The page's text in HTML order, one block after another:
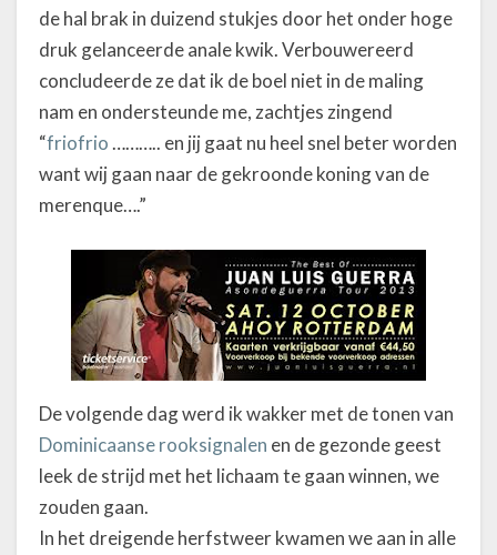
de hal brak in duizend stukjes door het onder hoge
druk gelanceerde anale kwik. Verbouwereerd
concludeerde ze dat ik de boel niet in de maling
nam en ondersteunde me, zachtjes zingend
“friofrio……….. en jij gaat nu heel snel beter worden
want wij gaan naar de gekroonde koning van de
merenque….”
De volgende dag werd ik wakker met de tonen van
Dominicaanse rooksignalen en de gezonde geest
leek de strijd met het lichaam te gaan winnen, we
zouden gaan.
In het dreigende herfstweer kwamen we aan in alle